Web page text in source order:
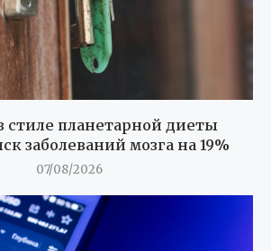
стиле планетарной диеты
заболеваний мозга на 19%
07/08/2026